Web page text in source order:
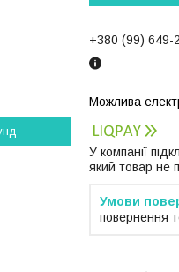
+380 (99) 649-
У компанії
який товар не
повернення